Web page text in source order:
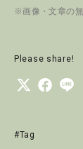
※画像・文章の
Please share!
#Tag